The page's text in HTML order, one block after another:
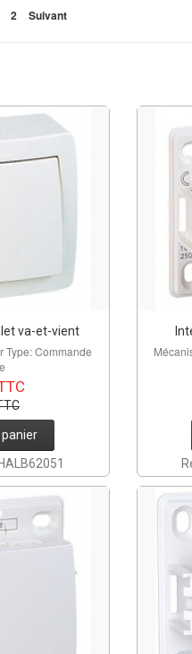
2 Suivant
va-et-vient
Type: Commande